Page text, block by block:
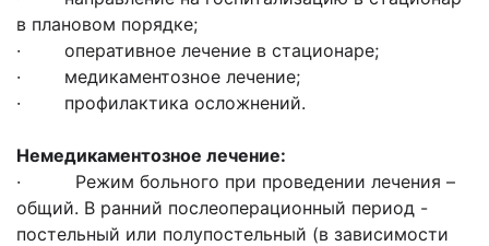
в плановом порядке;
· оперативное лечение в стационаре;
· медикаментозное лечение;
· профилактика осложнений.
Немедикаментозное лечение:
· Режим больного при проведении лечения –
общий. В ранний послеоперационный период -
постельный или полупостельный (в зависимости